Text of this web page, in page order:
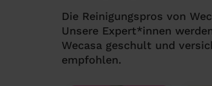
Die Reinigungspros von
Unsere Expert*innen
Wecasa geschult und
empfohlen.